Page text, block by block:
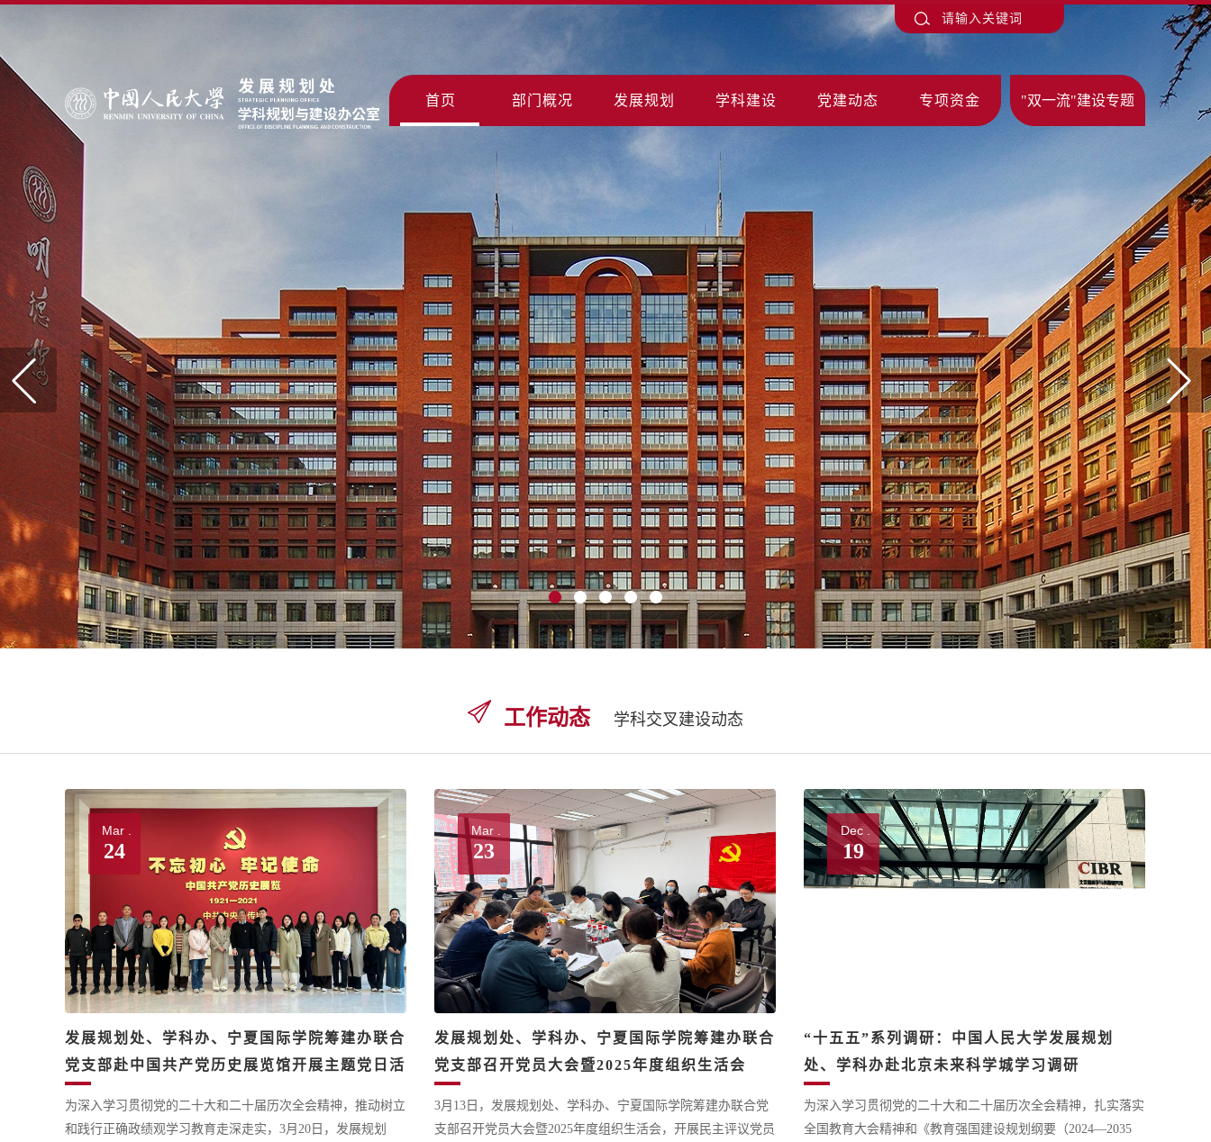
首页 部门概况 发展规划 学科建设 党建动态 专项资金 "双一流"建设专题
工作动态 学科交叉建设动态
Mar .
24
发展规划处、学科办、宁夏国际学院筹建办联合
党支部赴中国共产党历史展览馆开展主题党日活
为深入学习贯彻党的二十大和二十届历次全会精神，推动树立
和践行正确政绩观学习教育走深走实，3月20日，发展规划
Mar .
23
发展规划处、学科办、宁夏国际学院筹建办联合
党支部召开党员大会暨2025年度组织生活会
3月13日，发展规划处、学科办、宁夏国际学院筹建办联合党
支部召开党员大会暨2025年度组织生活会，开展民主评议党员
Dec .
19
“十五五”系列调研：中国人民大学发展规划
处、学科办赴北京未来科学城学习调研
为深入学习贯彻党的二十大和二十届历次全会精神，扎实落实
全国教育大会精神和《教育强国建设规划纲要（2024—2035